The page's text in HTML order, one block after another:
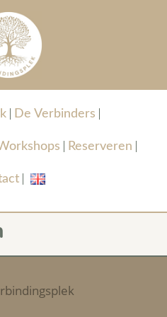
De Verbinders
Reserveren